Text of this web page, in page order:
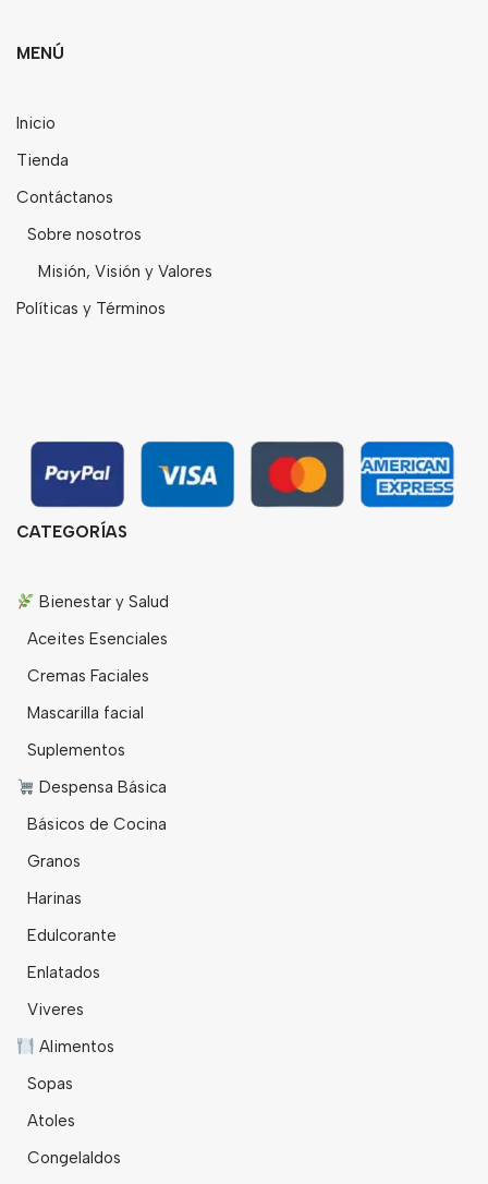
MENÚ
Inicio
Tienda
Contáctanos
Sobre nosotros
Misión, Visión y Valores
Políticas y Términos
CATEGORÍAS
Bienestar y Salud
Aceites Esenciales
Cremas Faciales
Mascarilla facial
Suplementos
Despensa Básica
Básicos de Cocina
Granos
Harinas
Edulcorante
Enlatados
Viveres
Alimentos
Sopas
Atoles
Congelaldos